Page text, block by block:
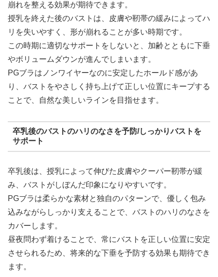
崩れを整える効果が期待できます。
授乳を終えた後のバストは、皮膚や靭帯の緩みによってハ
リを失いやすく、形が崩れることが多い時期です。
この時期に適切なサポートをしないと、加齢とともに下垂
やボリュームダウンが進んでしまいます。
PGブラはノンワイヤーなのに安定したホールド感があ
り、バストをやさしく持ち上げて正しい位置にキープする
ことで、自然な美しいラインを目指せます。
卒乳後のバストのハリのなさを予防/しっかりバストを
サポート
卒乳後は、授乳によって伸びた皮膚やクーパー靭帯が緩
み、バストがしぼんだ印象になりやすいです。
PGブラは柔らかな素材と独自のパターンで、優しく包み
込みながらしっかり支えることで、バストのハリのなさを
カバーします。
昼夜問わず着けることで、常にバストを正しい位置に安定
させられるため、将来的な下垂を予防する効果も期待でき
ます。